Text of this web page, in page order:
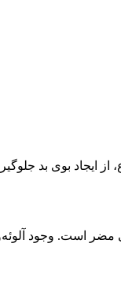
ایجاد بوی بد
مضر است.